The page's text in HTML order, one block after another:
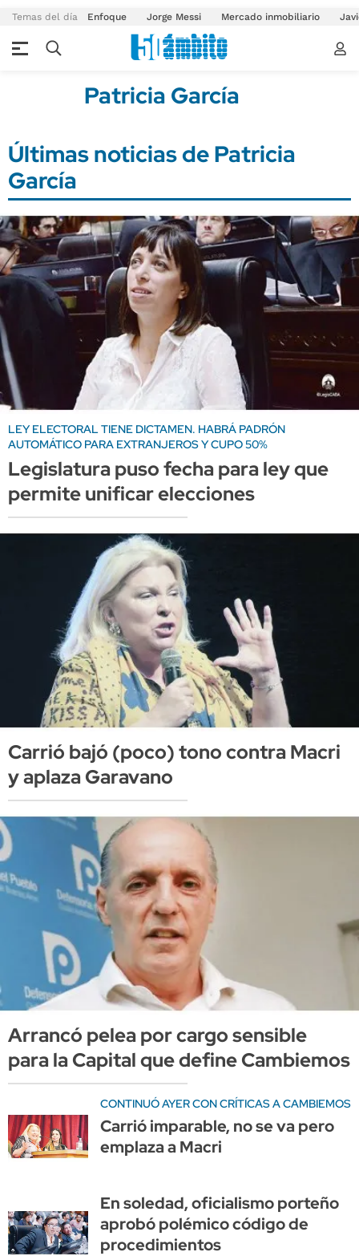
Temas del día Enfoque Jorge Messi Mercado inmobiliario
Patricia García
Últimas noticias de Patricia
García
LEY ELECTORAL TIENE DICTAMEN. HABRÁ PADRÓN
AUTOMÁTICO PARA EXTRANJEROS Y CUPO 50%
Legislatura puso fecha para ley que
permite unificar elecciones
Carrió bajó (poco) tono contra Macri
y aplaza Garavano
Arrancó pelea por cargo sensible
para la Capital que define Cambiemos
CONTINUÓ AYER CON CRÍTICAS A CAMBIEMOS
Carrió imparable, no se va pero
emplaza a Macri
En soledad, oficialismo porteño
aprobó polémico código de
procedimientos